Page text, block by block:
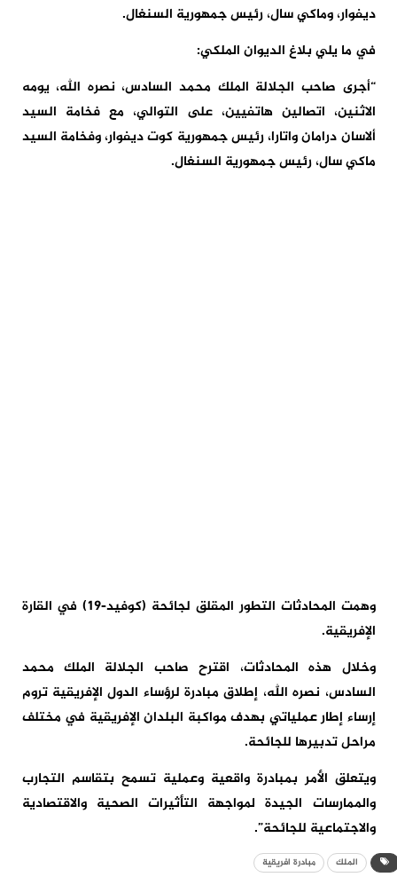
ديفوار، وماكي سال، رئيس جمهورية السنغال.
في ما يلي بلاغ الديوان الملكي:
“أجرى صاحب الجلالة الملك محمد السادس، نصره الله، يومه
الاثنين، اتصالين هاتفيين، على التوالي، مع فخامة السيد
ألاسان درامان واتارا، رئيس جمهورية كوت ديفوار، وفخامة السيد
ماكي سال، رئيس جمهورية السنغال.
وهمت المحادثات التطور المقلق لجائحة (كوفيد-19) في القارة
الإفريقية.
وخلال هذه المحادثات، اقترح صاحب الجلالة الملك محمد
السادس، نصره الله، إطلاق مبادرة لرؤساء الدول الإفريقية تروم
إرساء إطار عملياتي بهدف مواكبة البلدان الإفريقية في مختلف
مراحل تدبيرها للجائحة.
ويتعلق الأمر بمبادرة واقعية وعملية تسمح بتقاسم التجارب
والممارسات الجيدة لمواجهة التأثيرات الصحية والاقتصادية
والاجتماعية للجائحة”.
الملك مبادرة افريقية